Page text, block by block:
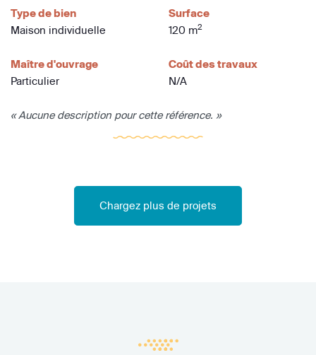
Type de bien
Maison individuelle
Surface
120 m2
Maître d'ouvrage
Particulier
Coût des travaux
N/A
« Aucune description pour cette référence. »
Chargez plus de projets